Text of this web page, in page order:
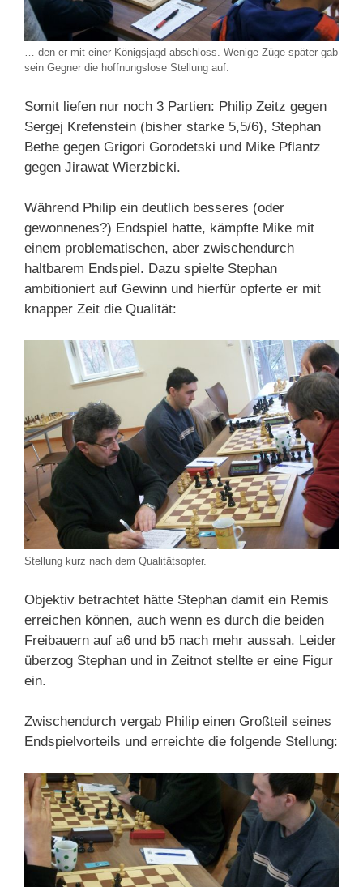
… den er mit einer Königsjagd abschloss. Wenige Züge später gab
sein Gegner die hoffnungslose Stellung auf.
Somit liefen nur noch 3 Partien: Philip Zeitz gegen
Sergej Krefenstein (bisher starke 5,5/6), Stephan
Bethe gegen Grigori Gorodetski und Mike Pflantz
gegen Jirawat Wierzbicki.
Während Philip ein deutlich besseres (oder
gewonnenes?) Endspiel hatte, kämpfte Mike mit
einem problematischen, aber zwischendurch
haltbarem Endspiel. Dazu spielte Stephan
ambitioniert auf Gewinn und hierfür opferte er mit
knapper Zeit die Qualität:
Stellung kurz nach dem Qualitätsopfer.
Objektiv betrachtet hätte Stephan damit ein Remis
erreichen können, auch wenn es durch die beiden
Freibauern auf a6 und b5 nach mehr aussah. Leider
überzog Stephan und in Zeitnot stellte er eine Figur
ein.
Zwischendurch vergab Philip einen Großteil seines
Endspielvorteils und erreichte die folgende Stellung: